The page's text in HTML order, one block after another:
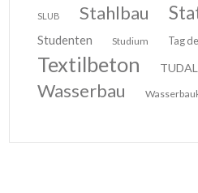
SLUB Stahlbau
Studenten Studium Tag
Textilbeton
Wasserbau